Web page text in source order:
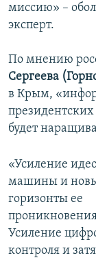
миссию» –
эксперт.
По мнению
Сергеева
в Крым,
будет
«Усиление
машины и
горизонты ее
Усиление
контроля и